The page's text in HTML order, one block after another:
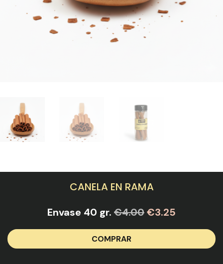
CANELA EN RAMA
Envase 40 gr. €4.00El
era:
€3.25
es:
COMPRAR